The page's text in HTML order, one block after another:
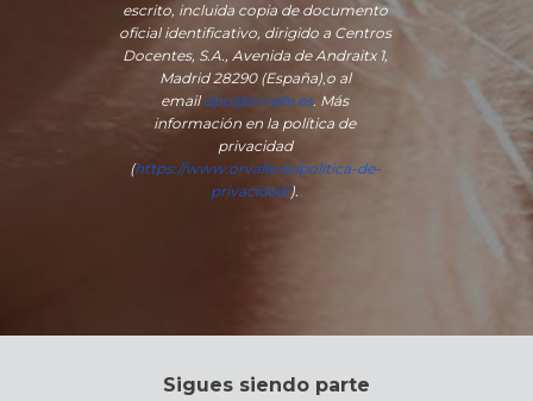
escrito, incluida copia de documento
oficial identificativo, dirigido a Centros
Docentes, S.A., Avenida de Andraitx 1,
Madrid 28290 (España),o al
emaildpo@orvalle.es. Más
información en la política de
privacidad
(https://www.orvalle.es/politica-de-
privacidad/).
Sigues siendo parte